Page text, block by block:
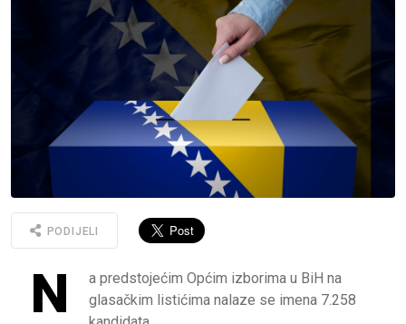
PODIJELI
N
a predstojećim Općim izborima u BiH na
glasačkim listićima nalaze se imena 7.258